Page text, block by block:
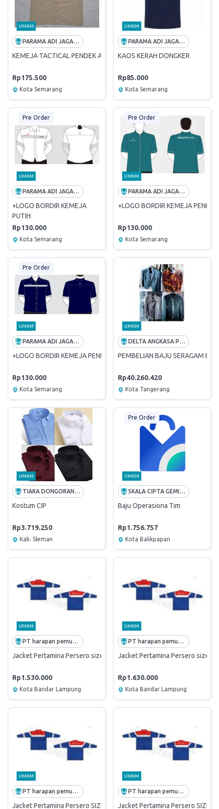
UMKM
PARAMA ADI JAGADDHITA
KEMEJA TACTICAL PENDEK AMERICAN DRILL
Rp175.500
Kota Semarang
UMKM
PARAMA ADI JAGADDHITA
KAOS KERAH DONGKER
Rp85.000
Kota Semarang
Pre Order
UMKM
PARAMA ADI JAGADDHITA
+LOGO BORDIR KEMEJA
PUTIH
Rp130.000
Kota Semarang
Pre Order
UMKM
PARAMA ADI JAGADDHITA
+LOGO BORDIR KEMEJA
Rp130.000
Kota Semarang
Pre Order
UMKM
PARAMA ADI JAGADDHITA
+LOGO BORDIR KEMEJA PENDEK DONGKER
Rp130.000
Kota Semarang
UMKM
DELTA ANGKASA PRATAMA
PEMBELIAN BAJU SERAGAM
Rp40.260.420
Kota Tangerang
UMKM
TIARA DONGORAN JAYA
Kostum CIP
Rp3.719.250
Kab. Sleman
Pre Order
UMKM
SKALA CIPTA GEMILANG
Baju Operasiona Tim
Rp1.756.757
Kota Balikpapan
UMKM
PT harapan pemuda sejahtera
Jacket Pertamina Persero size S M L XL
Rp1.530.000
Kota Bandar Lampung
UMKM
PT harapan pemuda sejahtera
Jacket Pertamina Persero size
Rp1.630.000
Kota Bandar Lampung
UMKM
PT harapan pemuda sejahtera
Jacket Pertamina Persero SIZE 3XL
UMKM
PT harapan pemuda sejahtera
Jacket Pertamina Persero SIZE